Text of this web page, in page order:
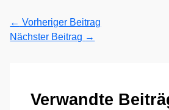
← Vorheriger Beitrag
Nächster Beitrag →
Verwandte